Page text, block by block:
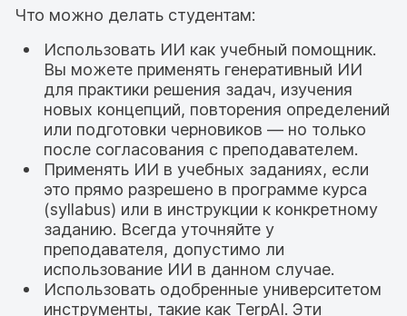
Что можно делать студентам:
Использовать ИИ как учебный помощник.
Вы можете применять генеративный ИИ
для практики решения задач, изучения
новых концепций, повторения определений
или подготовки черновиков — но только
после согласования с преподавателем.
Применять ИИ в учебных заданиях, если
это прямо разрешено в программе курса
(syllabus) или в инструкции к конкретному
заданию. Всегда уточняйте у
преподавателя, допустимо ли
использование ИИ в данном случае.
Использовать одобренные университетом
инструменты, такие как TerpAI. Эти